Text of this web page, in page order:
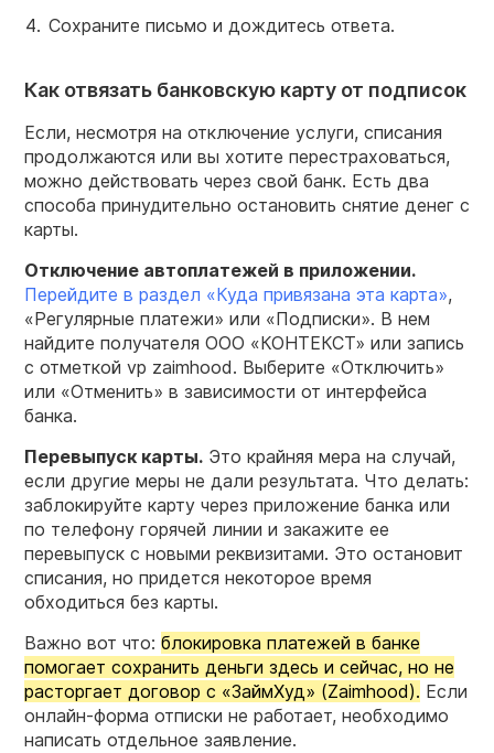
Сохраните письмо и дождитесь ответа.
Как отвязать банковскую карту от подписок
Если, несмотря на отключение услуги, списания
продолжаются или вы хотите перестраховаться,
можно действовать через свой банк. Есть два
способа принудительно остановить снятие денег с
карты.
Отключение автоплатежей в приложении.
Перейдите в раздел «Куда привязана эта карта»,
«Регулярные платежи» или «Подписки». В нем
найдите получателя ООО «КОНТЕКСТ» или запись
с отметкой vp zaimhood. Выберите «Отключить»
или «Отменить» в зависимости от интерфейса
банка.
Перевыпуск карты. Это крайняя мера на случай,
если другие меры не дали результата. Что делать:
заблокируйте карту через приложение банка или
по телефону горячей линии и закажите ее
перевыпуск с новыми реквизитами. Это остановит
списания, но придется некоторое время
обходиться без карты.
Важно вот что: блокировка платежей в банке
помогает сохранить деньги здесь и сейчас, но не
расторгает договор с «ЗаймХуд» (Zaimhood). Если
онлайн-форма отписки не работает, необходимо
написать отдельное заявление.